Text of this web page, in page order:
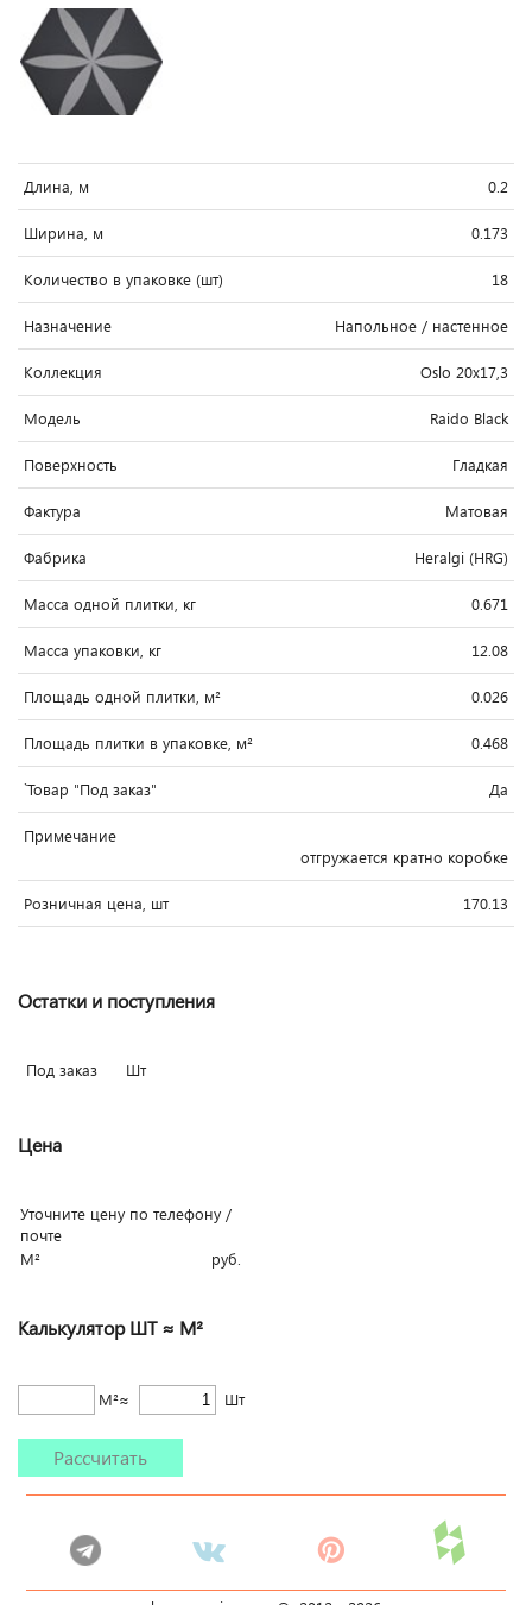
Длина, м 0.2
Ширина, м 0.173
Количество в упаковке (шт) 18
Назначение Напольное / настенное
Коллекция Oslo 20x17,3
Модель Raido Black
Поверхность Гладкая
Фактура Матовая
Фабрика Heralgi (HRG)
Масса одной плитки, кг 0.671
Масса упаковки, кг 12.08
Площадь одной плитки, м² 0.026
Площадь плитки в упаковке, м² 0.468
`Товар "Под заказ" Да
Примечание
отгружается кратно коробке
Розничная цена, шт 170.13
Остатки и поступления
Под заказ Шт
Цена
Уточните цену по телефону /
почте
М²
руб.
Калькулятор ШТ ≈ М²
М²≈ Шт
Рассчитать